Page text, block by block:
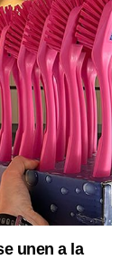
unen a la